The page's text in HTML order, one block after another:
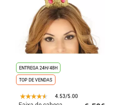
ENTREGA 24H/48H
TOP DE VENDAS
4.53/5.00